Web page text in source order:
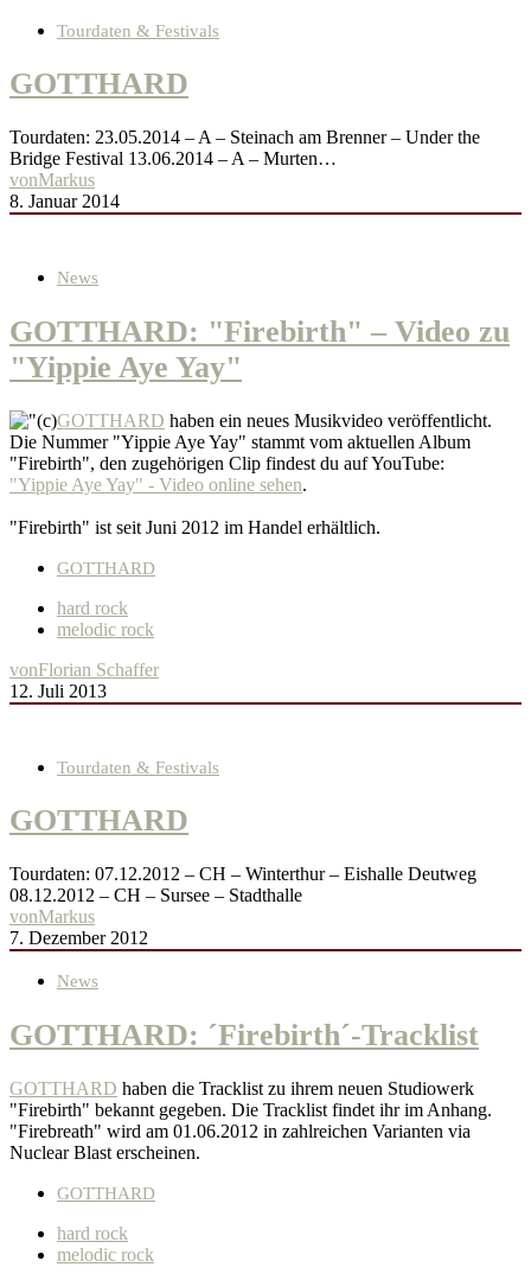
Tourdaten & Festivals
GOTTHARD
Tourdaten: 23.05.2014 – A – Steinach am Brenner – Under the
Bridge Festival 13.06.2014 – A – Murten…
vonMarkus
8. Januar 2014
News
GOTTHARD: "Firebirth" – Video zu
"Yippie Aye Yay"
GOTTHARD haben ein neues Musikvideo veröffentlicht.
Die Nummer "Yippie Aye Yay" stammt vom aktuellen Album
"Firebirth", den zugehörigen Clip findest du auf YouTube:
"Yippie Aye Yay" - Video online sehen.
"Firebirth" ist seit Juni 2012 im Handel erhältlich.
GOTTHARD
hard rock
melodic rock
vonFlorian Schaffer
12. Juli 2013
Tourdaten & Festivals
GOTTHARD
Tourdaten: 07.12.2012 – CH – Winterthur – Eishalle Deutweg
08.12.2012 – CH – Sursee – Stadthalle
vonMarkus
7. Dezember 2012
News
GOTTHARD: ´Firebirth´-Tracklist
GOTTHARD haben die Tracklist zu ihrem neuen Studiowerk
"Firebirth" bekannt gegeben. Die Tracklist findet ihr im Anhang.
"Firebreath" wird am 01.06.2012 in zahlreichen Varianten via
Nuclear Blast erscheinen.
GOTTHARD
hard rock
melodic rock